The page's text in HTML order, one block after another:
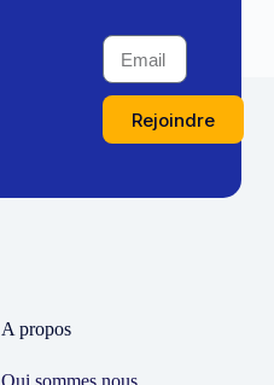
Rejoindre
A propos